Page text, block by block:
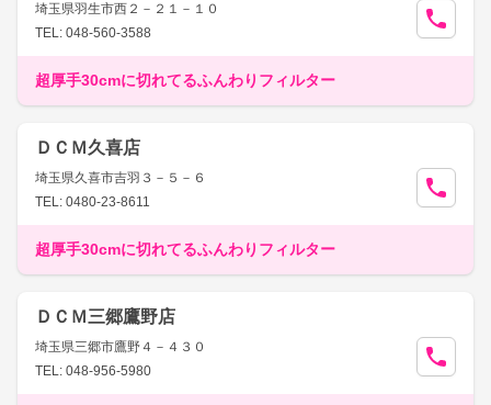
埼玉県羽生市西２－２１－１０
TEL: 048-560-3588
超厚手30cmに切れてるふんわりフィルター
ＤＣＭ久喜店
埼玉県久喜市吉羽３－５－６
TEL: 0480-23-8611
超厚手30cmに切れてるふんわりフィルター
ＤＣＭ三郷鷹野店
埼玉県三郷市鷹野４－４３０
TEL: 048-956-5980